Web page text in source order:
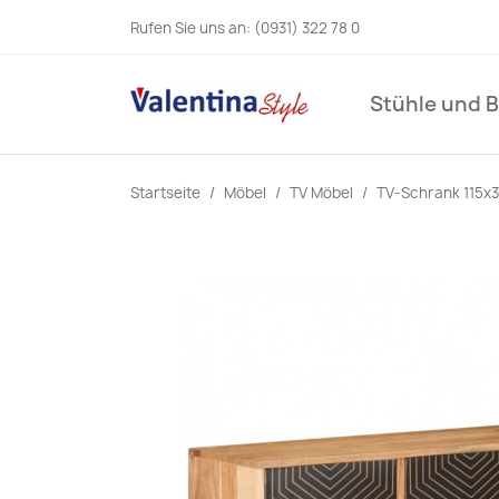
Rufen Sie uns an: (0931) 322 78 0
Stühle und
Startseite Möbel TV Möbel TV-Schrank